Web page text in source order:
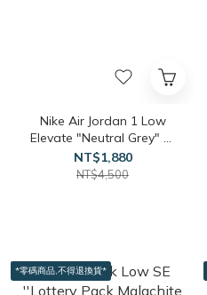
Nike Air Jordan 1 Low
Elevate "Neutral Grey" 厚
底 灰白 麂皮 全白灰勾
DH7004-110
NT$1,880
NT$4,500
*零碼商品,不得退換貨*